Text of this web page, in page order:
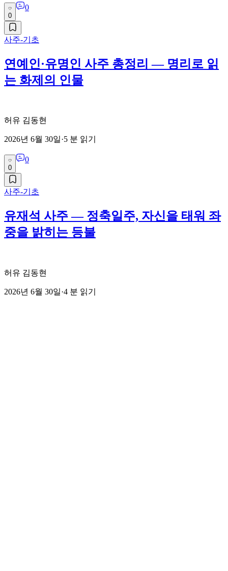
0
0
사주-기초
연예인·유명인 사주 총정리 — 명리로 읽
는 화제의 인물
허유 김동현
2026년 6월 30일·5 분 읽기
0
0
사주-기초
유재석 사주 — 정축일주, 자신을 태워 좌
중을 밝히는 등불
허유 김동현
2026년 6월 30일·4 분 읽기